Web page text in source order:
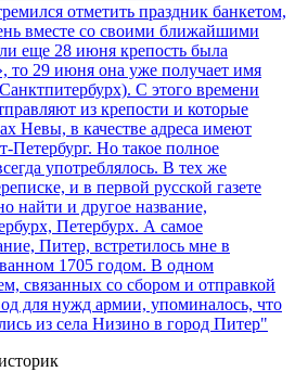
отметить праздник банкетом,
вместе со своими ближайшими
еще 28 июня крепость была
то 29 июня она уже получает имя
С этого времени
из крепости и которые
Невы, в качестве адреса имеют
Петербург. Но такое полное
употреблялось. В тех же
и в первой русской газете
найти и другое название,
Петербурх. А самое
Питер, встретилось мне в
1705 годом. В одном
связанных со сбором и отправкой
для нужд армии, упоминалось, что
из села Низино в город Питер"